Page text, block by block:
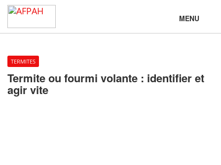
MENU
TERMITES
Termite ou fourmi volante : identifier et
agir vite